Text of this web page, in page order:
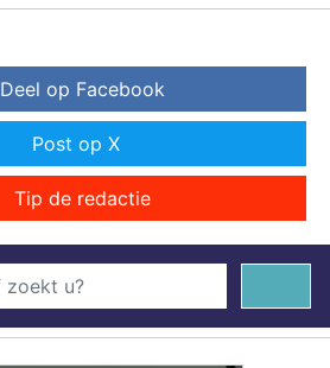
Deel op Facebook
Post op X
Tip de redactie